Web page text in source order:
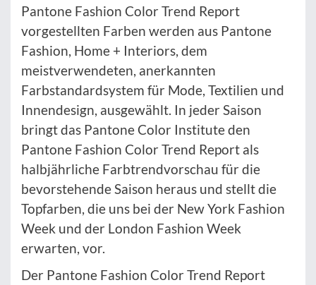
Pantone Fashion Color Trend Report
vorgestellten Farben werden aus Pantone
Fashion, Home + Interiors, dem
meistverwendeten, anerkannten
Farbstandardsystem für Mode, Textilien und
Innendesign, ausgewählt. In jeder Saison
bringt das Pantone Color Institute den
Pantone Fashion Color Trend Report als
halbjährliche Farbtrendvorschau für die
bevorstehende Saison heraus und stellt die
Topfarben, die uns bei der New York Fashion
Week und der London Fashion Week
erwarten, vor.
Der Pantone Fashion Color Trend Report